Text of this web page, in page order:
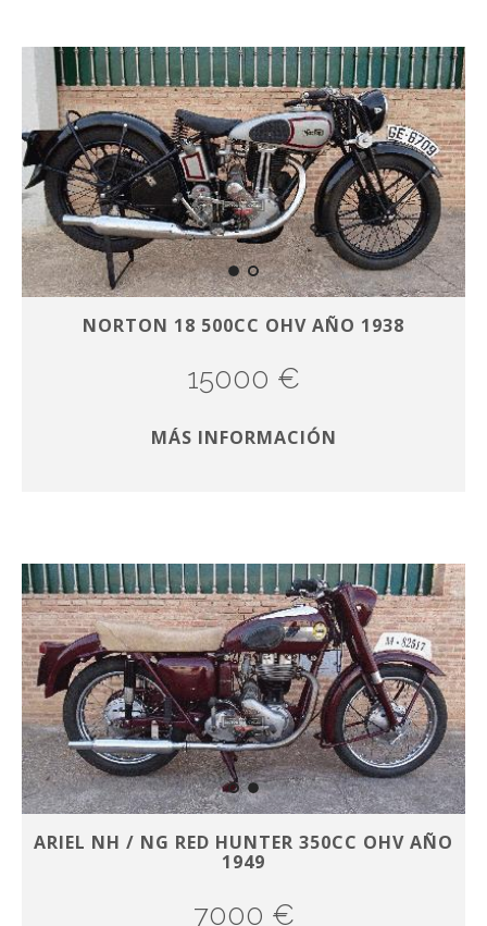
NORTON 18 500CC OHV AÑO 1938
15000 €
MÁS INFORMACIÓN
ARIEL NH / NG RED HUNTER 350CC OHV AÑO
1949
7000 €